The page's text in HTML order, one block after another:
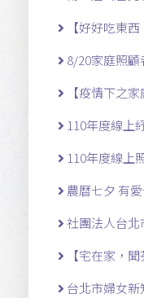
【好好吃東
8/20家庭照顧
【疫情下之
110年度線上
110年度線上
農曆七夕 有
社團法人台北
【宅在家，
台北市婦女新